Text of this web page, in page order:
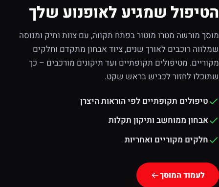
הטיפול שמגיע לאופנוע שלך
מוסך מורשה מטרו מוטור בפתח תקווה, עם צוות ותיק ומנוסה
שמלווה רוכבים לאורך שנים, ציוד אבחון מתקדם וחלקים
מקוריים. מטיפולים תקופתיים ועד תיקונים מורכבים – כך
שתוכלו לחזור לכביש בראש שקט.
טיפולים תקופתיים לפי הוראות היצרן
אבחון ממוחשב ותיקון תקלות
חלקים מקוריים ואחריות
לעמוד המוסך